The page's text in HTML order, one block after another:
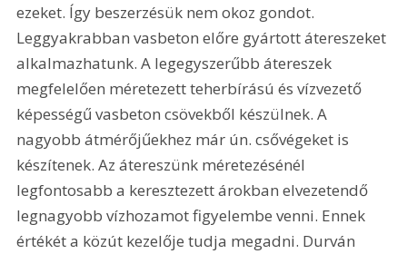
ezeket. Így beszerzésük nem okoz gondot.
Leggyakrabban vasbeton előre gyártott átereszeket
alkalmazhatunk. A legegyszerűbb átereszek
megfelelően méretezett teherbírású és vízvezető
képességű vasbeton csövekből készülnek. A
nagyobb átmérőjűekhez már ún. csővégeket is
készítenek. Az átereszünk méretezésénél
legfontosabb a keresztezett árokban elvezetendő
legnagyobb vízhozamot figyelembe venni. Ennek
értékét a közút kezelője tudja megadni. Durván